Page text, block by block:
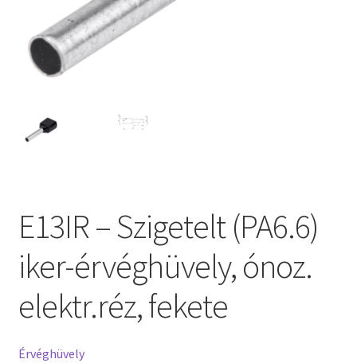
E13IR – Szigetelt (PA6.6)
iker-érvéghüvely, ónoz.
elektr.réz, fekete
Érvéghüvely